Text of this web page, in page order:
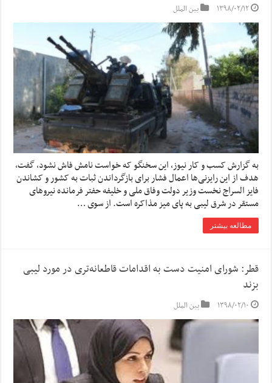
۱۳۹۸/۰۲/۱۲ بین الملل
به گزارش کسب و کار نیوز، این سخنگو که خواست نامش فاش نشود، گفت،
هدف از این رایزنی‌ها اعمال فشار برای بازگرداندن ثبات به کشور و کشاندن
فایز السراج نخست وزیر دولت وفاق ملی و خلیفه حفتر فرمانده نیروهای
مستقر در شرق لیبی به پای میز مذاکره است. از سوی …
مطالعه بیشتر
قطر: شورای امنیت دست به اقدامات قاطعانه‌تری در مورد لیبی
بزند
۱۳۹۸/۰۲/۱۰ بین الملل